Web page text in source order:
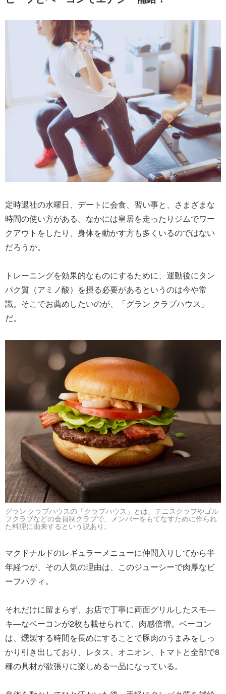
定時退社の水曜日、デートに会食、習い事と、さまざまな
時間の使い方がある。なかには皇居を走ったりジムでワー
クアウトをしたり、身体を動かす方も多くいるのではない
だろうか。
トレーニングを効果的なものにするために、運動後にタン
パク質（アミノ酸）を摂る必要があるというのは今や常
識。そこでお薦めしたいのが、「グラン クラブハウス」
だ。
グラン クラブハウスの「クラブハウス」とは、テニスクラブやゴル
フクラブなどの会員制クラブで、メンバーをもてなすために作られ
た料理に由来するという説あり。
マクドナルドのレギュラーメニューに仲間入りしてから半
年経つが、その人気の理由は、このジューシーで肉厚なビ
ーフパティ。
それだけに留まらず、お店で丁寧に両面グリルしたスモ―
キ―なベーコンが2枚も載せられて、肉感倍増。ベーコン
は、燻製する時間を長めにすることで豚肉のうまみをしっ
かり引き出しており、レタス、オニオン、トマトと全部で8
種の具材が欲張りに楽しめる一品になっている。